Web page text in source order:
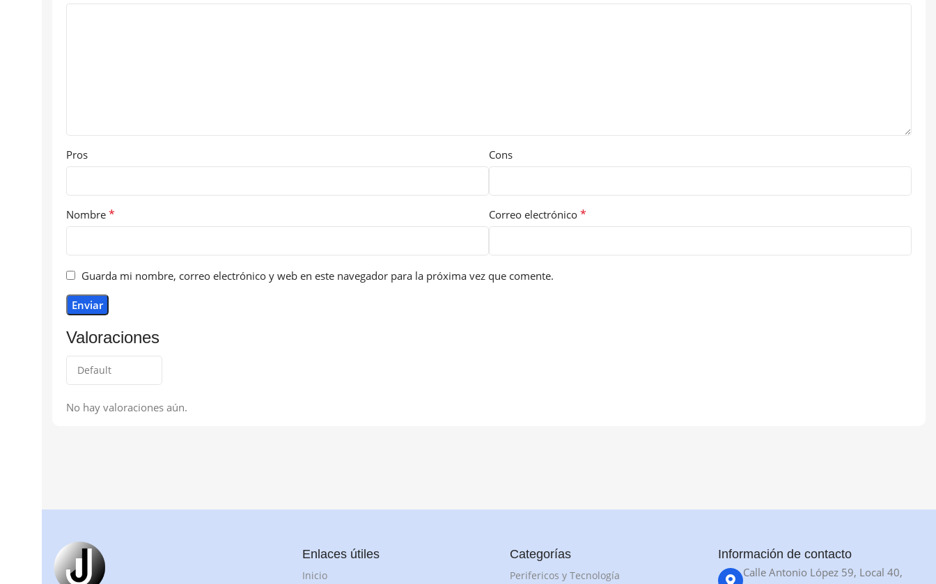
Valoraciones
No hay valoraciones aún.
Pros Cons
Nombre * Correo electrónico *
Guarda mi nombre, correo electrónico y web en este navegador para la próxima vez que comente.
Enlaces útiles
Inicio
Categorías
Perifericos y Tecnología
Información de contacto
Calle Antonio López 59, Local 40,